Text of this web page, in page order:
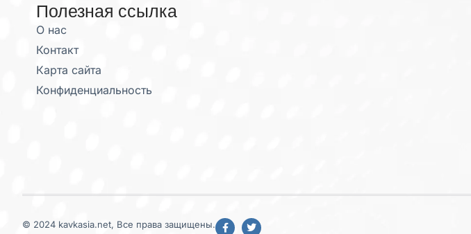
Полезная ссылка
О нас
Контакт
Карта сайта
Конфиденциальность
© 2024 kavkasia.net, Все права защищены.